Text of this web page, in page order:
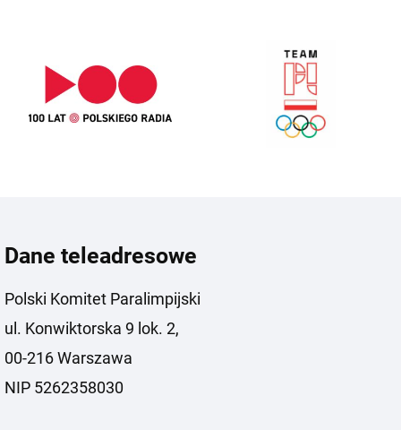
Dane teleadresowe
Polski Komitet Paralimpijski
ul. Konwiktorska 9 lok. 2,
00-216 Warszawa
NIP 5262358030